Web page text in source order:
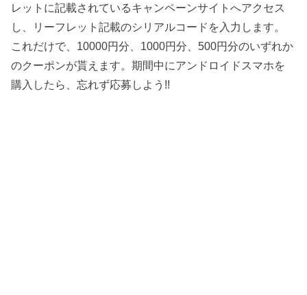
レットに記載されているキャンペーンサイトへアクセス
し、リーフレット記載のシリアルコードを入力します。
これだけで、10000円分、1000円分、500円分のいずれか
のクーポンが貰えます。期間中にアンドロイドスマホを
購入したら、忘れず応募しよう!!